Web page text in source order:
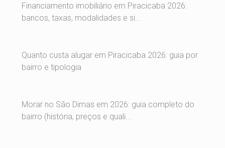
Financiamento imobiliário em Piracicaba 2026:
bancos, taxas, modalidades e si...
Quanto custa alugar em Piracicaba 2026: guia por
bairro e tipologia
Morar no São Dimas em 2026: guia completo do
bairro (história, preços e quali...